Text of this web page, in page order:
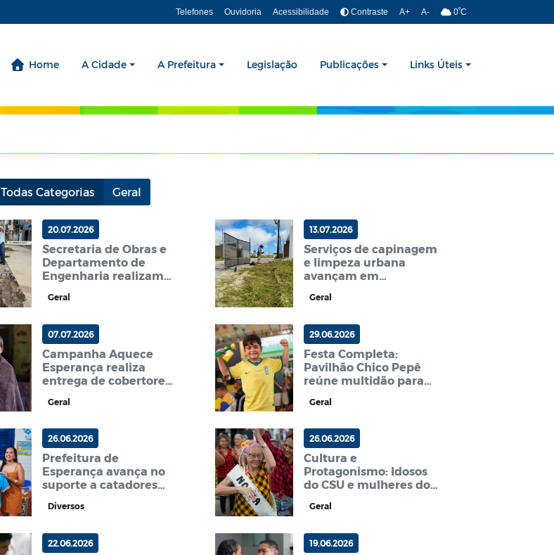
Telefones Ouvidoria Acessibilidade Contraste A+ A- 0ºC
Home A Cidade A Prefeitura Legislação Publicações Links Úteis
Todas Categorias Geral
20.07.2026
Secretaria de Obras e
Departamento de
Engenharia realizam
mapeiam novas
Geral
13.07.2026
Serviços de capinagem
e limpeza urbana
avançam em
segurança e
Geral
07.07.2026
Campanha Aquece
Esperança realiza
entrega de cobertores
vulneráveis durante
Geral
29.06.2026
Festa Completa:
Pavilhão Chico Pepê
reúne multidão para
show de Soni Medeiros
Geral
26.06.2026
Prefeitura de
Esperança avança no
suporte a catadores
socioeconômico e
Diversos
26.06.2026
Cultura e
Protagonismo: Idosos
do CSU e mulheres do
em quadrilha junina
Geral
22.06.2026 19.06.2026